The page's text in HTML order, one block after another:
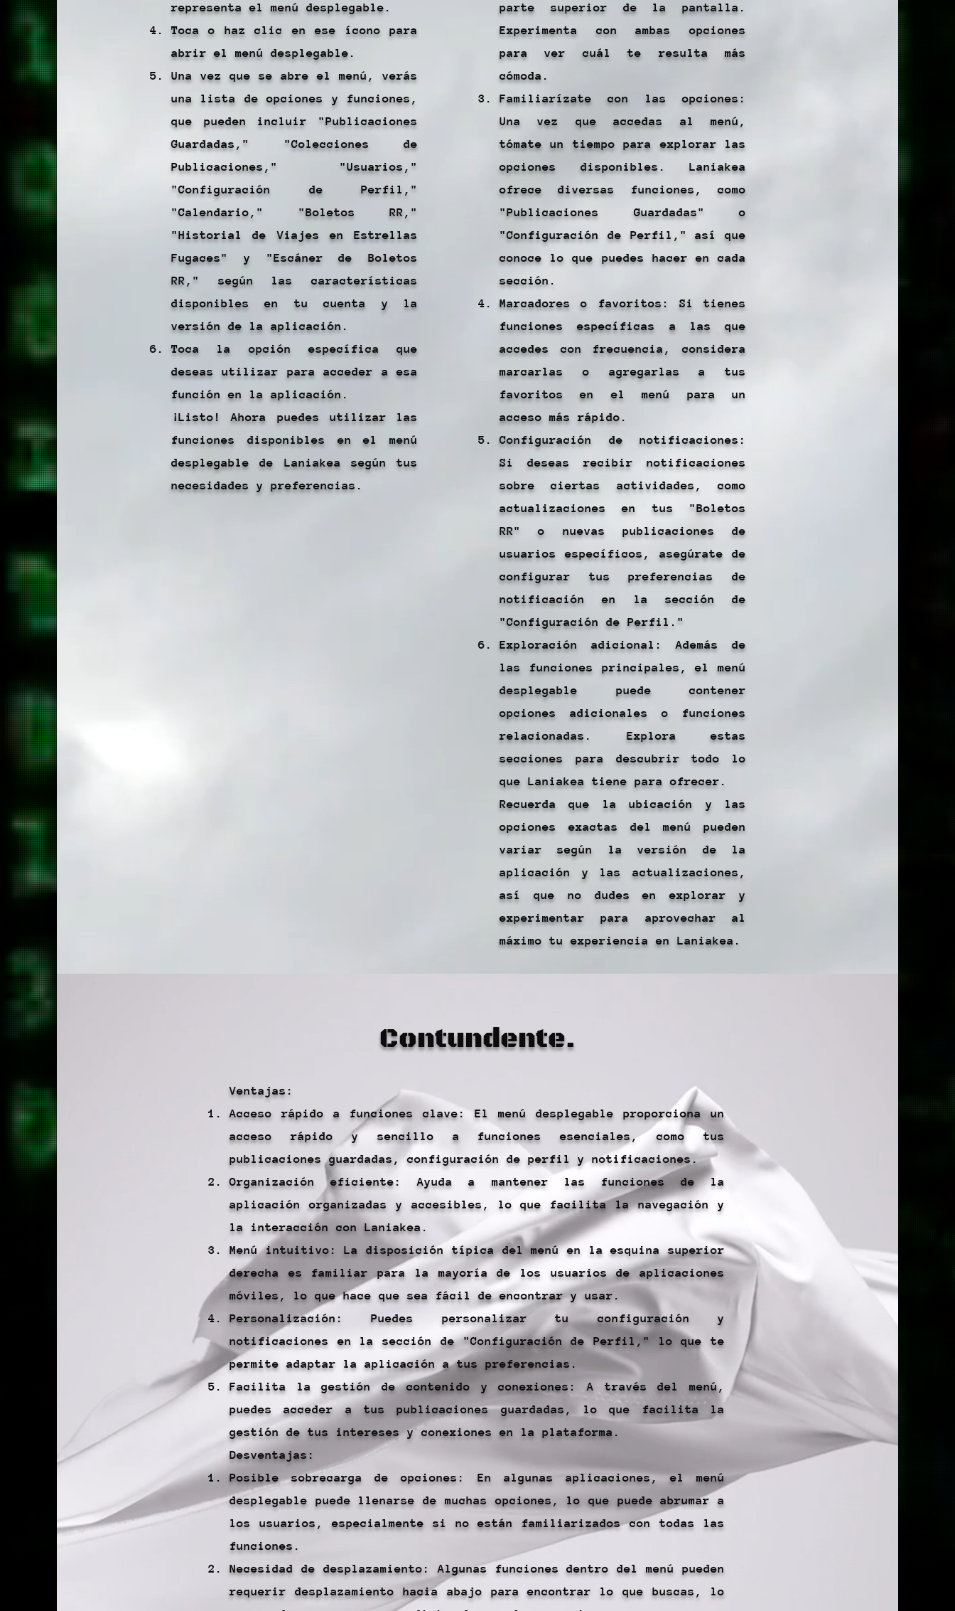
representa el menú desplegable.
Toca o haz clic en ese ícono para
abrir el menú desplegable.
Una vez que se abre el menú, verás
una lista de opciones y funciones,
que pueden incluir "Publicaciones
Guardadas," "Colecciones de
Publicaciones," "Usuarios,"
"Configuración de Perfil,"
"Calendario," "Boletos RR,"
"Historial de Viajes en Estrellas
Fugaces" y "Escáner de Boletos
RR," según las características
disponibles en tu cuenta y la
versión de la aplicación.
Toca la opción específica que
deseas utilizar para acceder a esa
función en la aplicación.
¡Listo! Ahora puedes utilizar las
funciones disponibles en el menú
desplegable de Laniakea según tus
necesidades y preferencias.
parte superior de la pantalla.
Experimenta con ambas opciones
para ver cuál te resulta más
cómoda.
Familiarízate con las opciones:
Una vez que accedas al menú,
tómate un tiempo para explorar las
opciones disponibles. Laniakea
ofrece diversas funciones, como
"Publicaciones Guardadas" o
"Configuración de Perfil," así que
conoce lo que puedes hacer en cada
sección.
Marcadores o favoritos: Si tienes
funciones específicas a las que
accedes con frecuencia, considera
marcarlas o agregarlas a tus
favoritos en el menú para un
acceso más rápido.
Configuración de notificaciones:
Si deseas recibir notificaciones
sobre ciertas actividades, como
actualizaciones en tus "Boletos
RR" o nuevas publicaciones de
usuarios específicos, asegúrate de
configurar tus preferencias de
notificación en la sección de
"Configuración de Perfil."
Exploración adicional: Además de
las funciones principales, el menú
desplegable puede contener
opciones adicionales o funciones
relacionadas. Explora estas
secciones para descubrir todo lo
que Laniakea tiene para ofrecer.
Recuerda que la ubicación y las
opciones exactas del menú pueden
variar según la versión de la
aplicación y las actualizaciones,
así que no dudes en explorar y
experimentar para aprovechar al
máximo tu experiencia en Laniakea.
Contundente.
Ventajas:
Acceso rápido a funciones clave: El menú desplegable proporciona un
acceso rápido y sencillo a funciones esenciales, como tus
publicaciones guardadas, configuración de perfil y notificaciones.
Organización eficiente: Ayuda a mantener las funciones de la
aplicación organizadas y accesibles, lo que facilita la navegación y
la interacción con Laniakea.
Menú intuitivo: La disposición típica del menú en la esquina superior
derecha es familiar para la mayoría de los usuarios de aplicaciones
móviles, lo que hace que sea fácil de encontrar y usar.
Personalización: Puedes personalizar tu configuración y
notificaciones en la sección de "Configuración de Perfil," lo que te
permite adaptar la aplicación a tus preferencias.
Facilita la gestión de contenido y conexiones: A través del menú,
puedes acceder a tus publicaciones guardadas, lo que facilita la
gestión de tus intereses y conexiones en la plataforma.
Desventajas:
Posible sobrecarga de opciones: En algunas aplicaciones, el menú
desplegable puede llenarse de muchas opciones, lo que puede abrumar a
los usuarios, especialmente si no están familiarizados con todas las
funciones.
Necesidad de desplazamiento: Algunas funciones dentro del menú pueden
requerir desplazamiento hacia abajo para encontrar lo que buscas, lo